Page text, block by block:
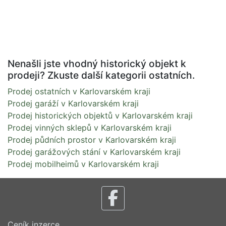
Nenašli jste vhodný historický objekt k
prodeji? Zkuste další kategorii ostatních.
Prodej ostatních v Karlovarském kraji
Prodej garáží v Karlovarském kraji
Prodej historických objektů v Karlovarském kraji
Prodej vinných sklepů v Karlovarském kraji
Prodej půdních prostor v Karlovarském kraji
Prodej garážových stání v Karlovarském kraji
Prodej mobilheimů v Karlovarském kraji